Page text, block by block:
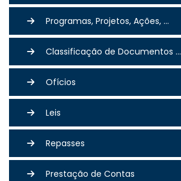
Programas, Projetos, Ações, ...
Classificação de Documentos ...
Ofícios
Leis
Repasses
Prestação de Contas